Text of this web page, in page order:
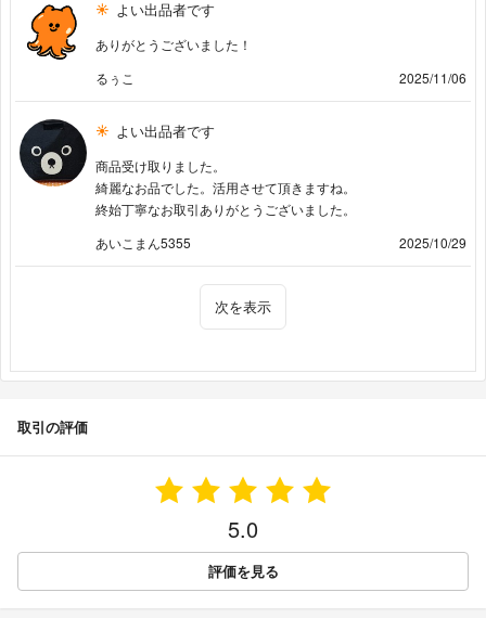
よい出品者です
ありがとうございました！
るぅこ
2025/11/06
よい出品者です
商品受け取りました。
綺麗なお品でした。活用させて頂きますね。
終始丁寧なお取引ありがとうございました。
あいこまん5355
2025/10/29
次を表示
取引の評価
5.0
評価を見る